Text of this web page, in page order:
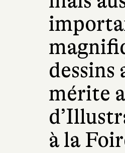
dessins
mérite
à la